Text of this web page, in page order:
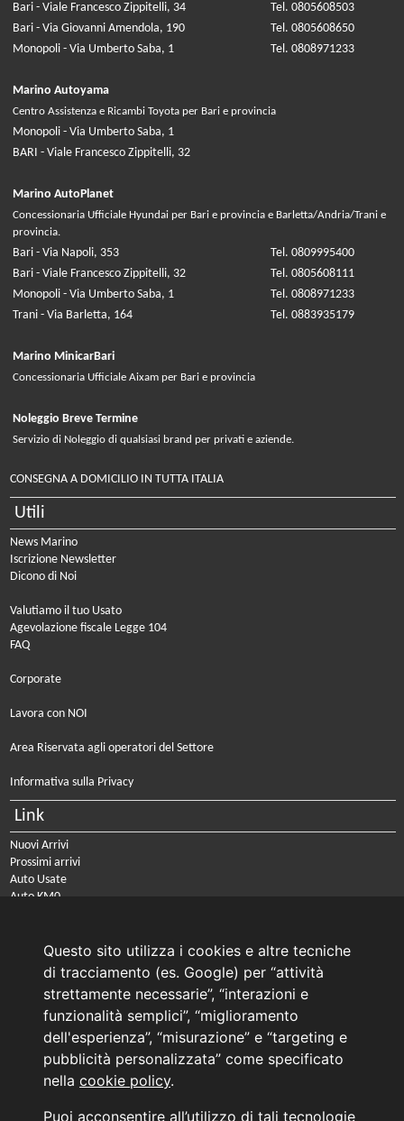
Questo sito utilizza i cookies e altre tecniche
di tracciamento (es. Google) per “attività
strettamente necessarie”, “interazioni e
funzionalità semplici”, “miglioramento
dell'esperienza”, “misurazione” e “targeting e
pubblicità personalizzata” come specificato
nella cookie policy.
Puoi acconsentire all’utilizzo di tali tecnologie
Bari - Viale Francesco Zippitelli, 34
Tel. 0805608503
Bari - Via Giovanni Amendola, 190
Tel. 0805608650
Monopoli - Via Umberto Saba, 1
Tel. 0808971233
Marino Autoyama
Centro Assistenza e Ricambi Toyota per Bari e provincia
Monopoli - Via Umberto Saba, 1
BARI - Viale Francesco Zippitelli, 32
Marino AutoPlanet
Concessionaria Ufficiale Hyundai per Bari e provincia e Barletta/Andria/Trani e
provincia.
Bari - Via Napoli, 353
Tel. 0809995400
Bari - Viale Francesco Zippitelli, 32
Tel. 0805608111
Monopoli - Via Umberto Saba, 1
Tel. 0808971233
Trani - Via Barletta, 164
Tel. 0883935179
Marino MinicarBari
Concessionaria Ufficiale Aixam per Bari e provincia
Noleggio Breve Termine
Servizio di Noleggio di qualsiasi brand per privati e aziende.
CONSEGNA A DOMICILIO IN TUTTA ITALIA
Utili
News Marino
Iscrizione Newsletter
Dicono di Noi
Valutiamo il tuo Usato
Agevolazione fiscale Legge 104
FAQ
Corporate
Lavora con NOI
Area Riservata agli operatori del Settore
Informativa sulla Privacy
Link
Nuovi Arrivi
Prossimi arrivi
Auto Usate
Auto KM0
PRENOTA IL TUO INTERVENTO DI OFFICINA
PRENOTA LA REVISIONE DELLA TUA AUTO
Consulente Online Usato: 0805608980
Consulente Online Hyundai: 0805608985
AUTO PLANET BARI SRL | BARI, via Zippitelli 32-34 - CAP 70132 | P.I. 05126720720